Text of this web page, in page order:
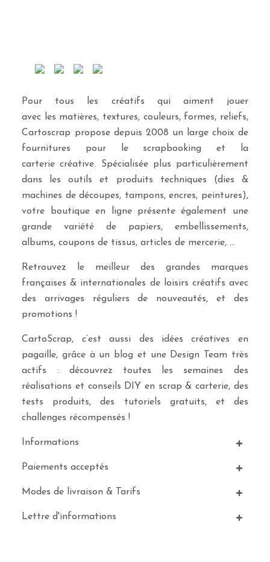
Pour tous les créatifs qui aiment jouer
avec les matières, textures, couleurs, formes, reliefs,
Cartoscrap propose depuis 2008 un large choix de
fournitures pour le scrapbooking et la
carterie créative. Spécialisée plus particulièrement
dans les outils et produits techniques (dies &
machines de découpes, tampons, encres, peintures),
votre boutique en ligne présente également une
grande variété de papiers, embellissements,
albums, coupons de tissus, articles de mercerie, …
Retrouvez le meilleur des grandes marques
françaises & internationales de loisirs créatifs avec
des arrivages réguliers de nouveautés, et des
promotions !
CartoScrap, c’est aussi des idées créatives en
pagaille, grâce à un blog et une Design Team très
actifs : découvrez toutes les semaines des
réalisations et conseils DIY en scrap & carterie, des
tests produits, des tutoriels gratuits, et des
challenges récompensés !
Informations
Paiements acceptés
Modes de livraison & Tarifs
Lettre d'informations